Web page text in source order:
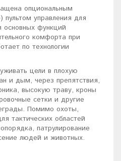
опциональным
пультом управления для
основных функций
комфорта при
по технологии
цели в плохую
и дым, через препятствия,
высокую траву, кроны
сетки и другие
Помимо охоты,
тактических областей
патрулирование
людей и животных.